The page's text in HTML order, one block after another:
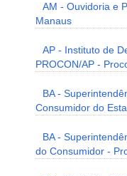
AM - Ouvidoria e
Manaus
AP - Instituto de
PROCON/AP -
BA -
Consumidor do
BA -
do Consumidor -